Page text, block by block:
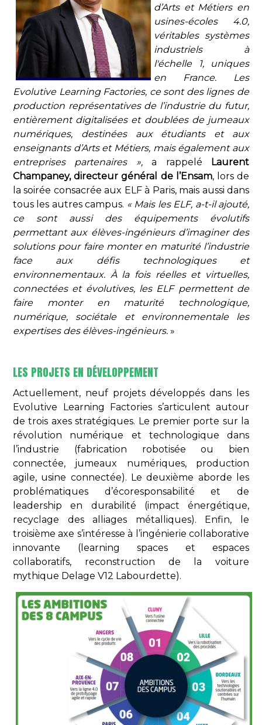
d’Arts et Métiers en
usines-écoles 4.0,
véritables systèmes
industriels à
l'échelle 1, uniques
en France. Les
Evolutive Learning Factories, ce sont des lignes de
production représentatives de l’industrie du futur,
entièrement digitalisées et doublées de jumeaux
numériques, destinées aux étudiants et aux
enseignants d’Arts et Métiers, mais également aux
entreprises partenaires »,a rappelé
Laurent
Champaney, directeur général de l’Ensam, lors de
la soirée consacrée aux ELF à Paris, mais aussi dans
tous les autres campus. « Mais les ELF, a-t-il ajouté,
ce sont aussi des équipements évolutifs
permettant aux élèves-ingénieurs d’imaginer des
solutions pour faire monter en maturité l’industrie
face aux défis technologiques et
environnementaux. À la fois réelles et virtuelles,
connectées et évolutives, les ELF permettent de
faire monter en maturité technologique,
numérique, sociétale et environnementale les
expertises des élèves-ingénieurs. »
LES PROJETS EN DÉVELOPPEMENT
Actuellement, neuf projets développés dans les
Evolutive Learning Factories s’articulent autour
de trois axes stratégiques. Le premier porte sur la
révolution numérique et technologique dans
l’industrie (fabrication robotisée ou bien
connectée, jumeaux numériques, production
agile, usine connectée). Le deuxième aborde les
problématiques d’écoresponsabilité et de
leadership en durabilité (impact énergétique,
recyclage des alliages métalliques). Enfin, le
troisième axe s’intéresse à l’ingénierie collaborative
innovante (learning spaces et espaces
collaboratifs, reconstruction de la voiture
mythique Delage V12 Labourdette).